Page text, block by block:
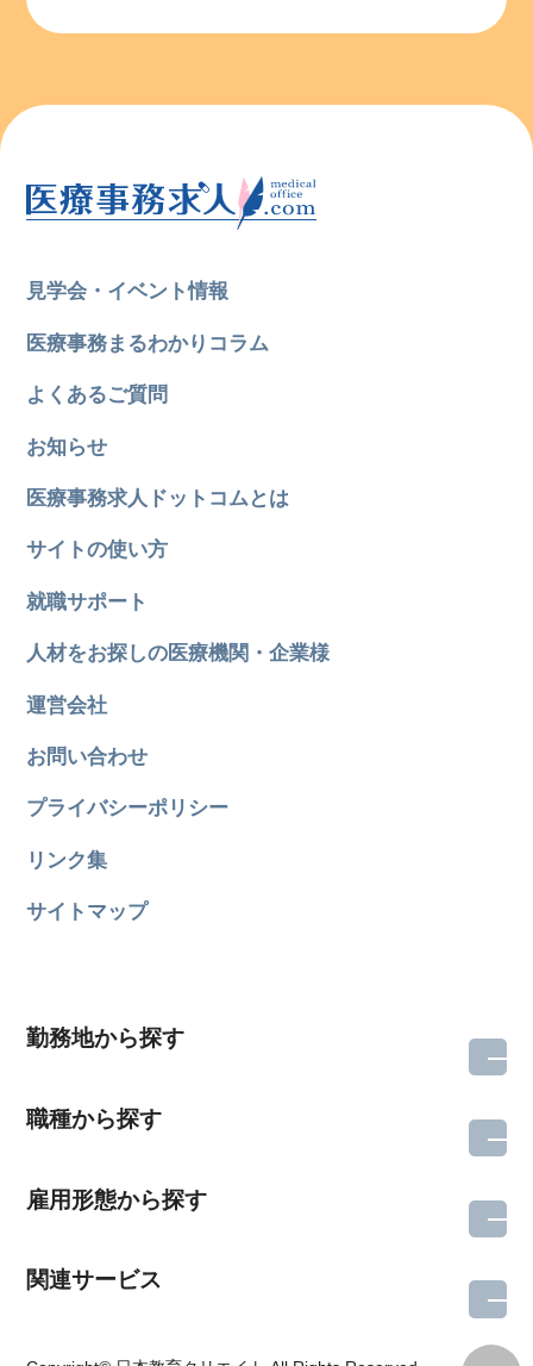
見学会・イベント情報
医療事務まるわかりコラム
よくあるご質問
お知らせ
医療事務求人ドットコムとは
サイトの使い方
就職サポート
人材をお探しの医療機関・企業様
運営会社
お問い合わせ
プライバシーポリシー
リンク集
サイトマップ
勤務地から探す
職種から探す
雇用形態から探す
関連サービス
所在地のエリアを選択してください